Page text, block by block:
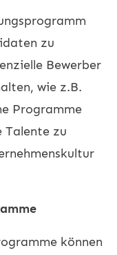
zu
Bewerber
wie z.B.
Programme
Talente zu
können